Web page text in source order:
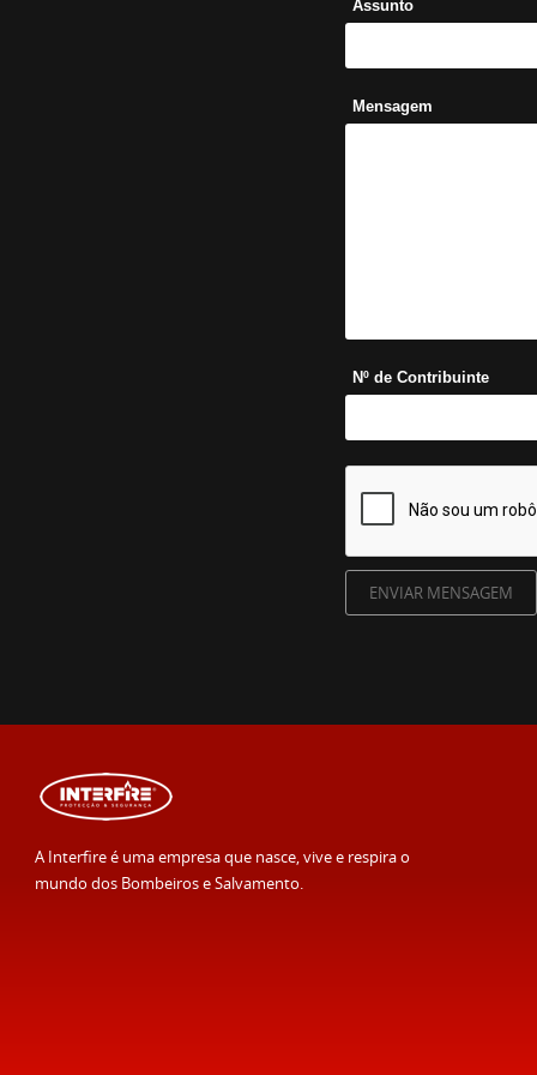
Assunto
Mensagem
Nº de Contribuinte
A Interfire é uma empresa que nasce, vive e respira o
mundo dos Bombeiros e Salvamento.